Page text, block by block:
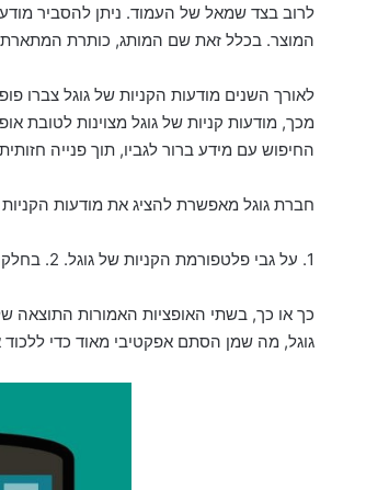
לרוב בצד שמאל של העמוד. ניתן להסביר
המוצר. בכלל זאת שם המותג, כותרת המתארת
לאורך השנים מודעות הקניות של גוגל צברו
מכך, מודעות קניות של גוגל מצוינות לטובת
החיפוש עם מידע ברור לגביו, תוך פנייה
חברת גוגל מאפשרת להציג את מודעות
1. על גבי פלטפורמת הקניות של גוגל. 2. בחלקה העליון של שאילתת החיפוש.
כך או כך, בשתי האופציות האמורות התוצאה
גוגל, מה שמן הסתם אפקטיבי מאוד כדי